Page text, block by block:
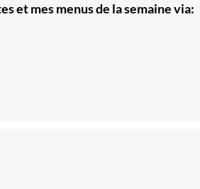
et mes menus de la semaine via: